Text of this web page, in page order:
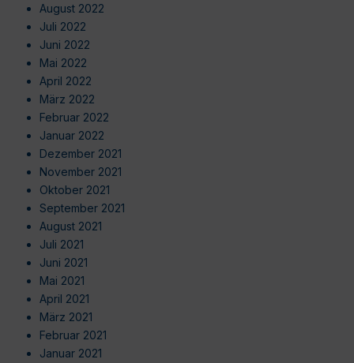
August 2022
Juli 2022
Juni 2022
Mai 2022
April 2022
März 2022
Februar 2022
Januar 2022
Dezember 2021
November 2021
Oktober 2021
September 2021
August 2021
Juli 2021
Juni 2021
Mai 2021
April 2021
März 2021
Februar 2021
Januar 2021